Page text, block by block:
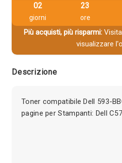
02
giorni
23
ore
Più acquisti, più risparmi:Visita
visualizzare
Descrizione
Toner compatibile Dell 593-
pagine per Stampanti: Dell